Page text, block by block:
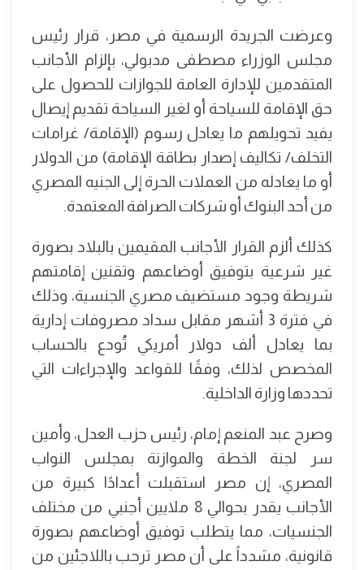
وعرضت الجريدة الرسمية في مصر، قرار رئيس
مجلس الوزراء مصطفى مدبولي، بإلزام الأجانب
المتقدمين للإدارة العامة للجوازات للحصول على
حق الإقامة للسياحة أو لغير السياحة تقديم إيصال
يفيد تحويلهم ما يعادل رسوم (الإقامة/ غرامات
التخلف/ تكاليف إصدار بطاقة الإقامة) من الدولار
أو ما يعادله من العملات الحرة إلى الجنيه المصري
من أحد البنوك أو شركات الصرافة المعتمدة.
كذلك ألزم القرار الأجانب المقيمين بالبلاد بصورة
غير شرعية بتوفيق أوضاعهم وتقنين إقامتهم
شريطة وجود مستضيف مصري الجنسية، وذلك
في فترة 3 أشهر مقابل سداد مصروفات إدارية
بما يعادل ألف دولار أمريكي تُودع بالحساب
المخصص لذلك، وفقًا للقواعد والإجراءات التي
تحددها وزارة الداخلية.
وصرح عبد المنعم إمام، رئيس حزب العدل، وأمين
سر لجنة الخطة والموازنة بمجلس النواب
المصري، إن مصر استقبلت أعدادًا كبيرة من
الأجانب يقدر بحوالي 8 ملايين أجنبي من مختلف
الجنسيات، مما يتطلب توفيق أوضاعهم بصورة
قانونية، مشدداً على أن مصر ترحب باللاجئين من